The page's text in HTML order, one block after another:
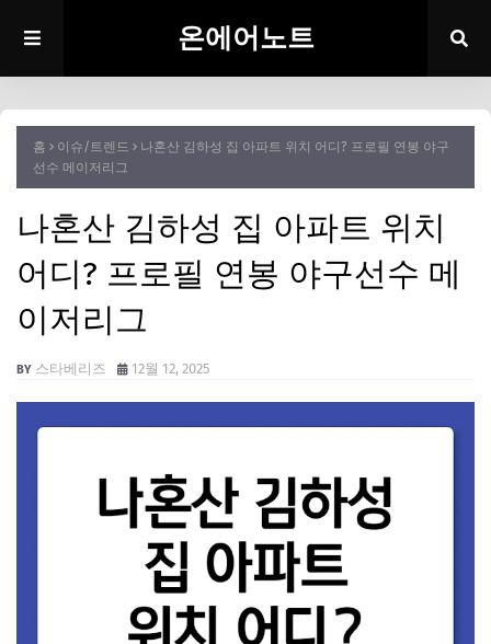
온에어노트
홈 이슈/트렌드
나혼산 김하성 집 아파트 위치 어디? 프로필 연봉 야구
선수 메이저리그
나혼산 김하성 집 아파트 위치
어디? 프로필 연봉 야구선수 메
이저리그
스타베리즈 12월 12, 2025